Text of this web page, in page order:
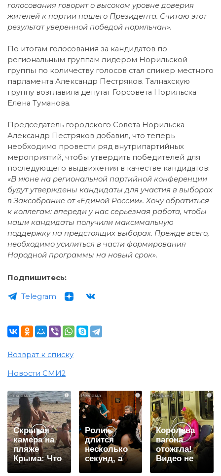
голосования говорит о высоком уровне доверия
жителей к партии нашего Президента. Считаю этот
результат уверенной победой норильчан».
По итогам голосования за кандидатов по
региональным группам лидером Норильской
группы по количеству голосов стал спикер местного
парламента Александр Пестряков. Талнахскую
группу возглавила депутат Горсовета Норильска
Елена Туманова.
Председатель городского Совета Норильска
Александр Пестряков добавил, что теперь
необходимо провести ряд внутрипартийных
мероприятий, чтобы утвердить победителей для
последующего выдвижения в качестве кандидатов:
«В июне на региональной партийной конференции
будут утверждены кандидаты для участия в выборах
в Заксобрание от «Единой России». Хочу обратиться
к коллегам: впереди у нас серьёзная работа, чтобы
наши кандидаты получили максимальную
поддержку на предстоящих выборах. Прежде всего,
необходимо усилиться в части формирования
Народной программы на новый срок».
Подпишитесь:
Telegram
Возврат к списку
Новости СМИ2
i
Скрытая
камера на
пляже
Крыма: Что
люди
i
Ролик
длится
несколько
секунд, а
смеяться
i
Королева
вагона
отожгла!
Видео не
оставит